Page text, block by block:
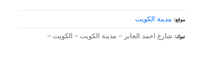
موقع مدينة الكويت
تبوك شارع احمد الجابر – مدينة الكويت – الكويت –